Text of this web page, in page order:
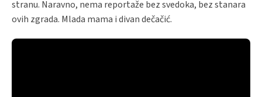
stranu. Naravno, nema reportaže bez svedoka, bez stanara
ovih zgrada. Mlada mama i divan dečačić.